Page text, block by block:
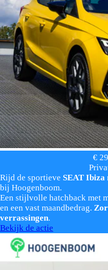
€
Rijd de sportieve SEAT Ibiza
bij Hoogenboom.
Een stijlvolle hatchback met
en een vast maandbedrag.
verrassingen.
Bekijk de actie